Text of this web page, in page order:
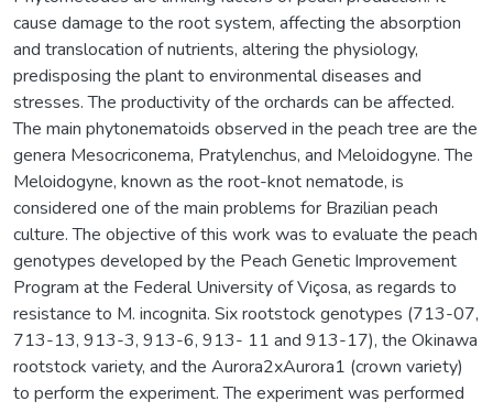
cause damage to the root system, affecting the absorption
and translocation of nutrients, altering the physiology,
predisposing the plant to environmental diseases and
stresses. The productivity of the orchards can be affected.
The main phytonematoids observed in the peach tree are the
genera Mesocriconema, Pratylenchus, and Meloidogyne. The
Meloidogyne, known as the root-knot nematode, is
considered one of the main problems for Brazilian peach
culture. The objective of this work was to evaluate the peach
genotypes developed by the Peach Genetic Improvement
Program at the Federal University of Viçosa, as regards to
resistance to M. incognita. Six rootstock genotypes (713-07,
713-13, 913-3, 913-6, 913- 11 and 913-17), the Okinawa
rootstock variety, and the Aurora2xAurora1 (crown variety)
to perform the experiment. The experiment was performed